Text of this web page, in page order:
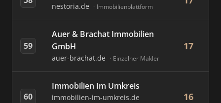
nestoria.de Immobilienplattform
59
Auer & Brachat Immobilien
GmbH
auer-brachat.de Einzelner Makler
17
60
Immobilien Im Umkreis
immobilien-im-umkreis.de 16